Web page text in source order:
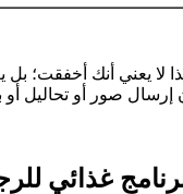
لا يعني أنك أخفقت؛
صور أو تحاليل أو
غذائي